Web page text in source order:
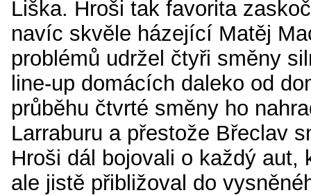
Liška. Hroši tak favorita
navíc skvěle házející Matěj
problémů udržel čtyři směny
line-up domácích daleko od
průběhu čtvrté směny ho
Larraburu a přestože Břeclav
Hroši dál bojovali o každý aut,
ale jistě přibližoval do